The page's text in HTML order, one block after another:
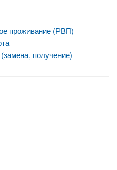
проживание (РВП)
получение)